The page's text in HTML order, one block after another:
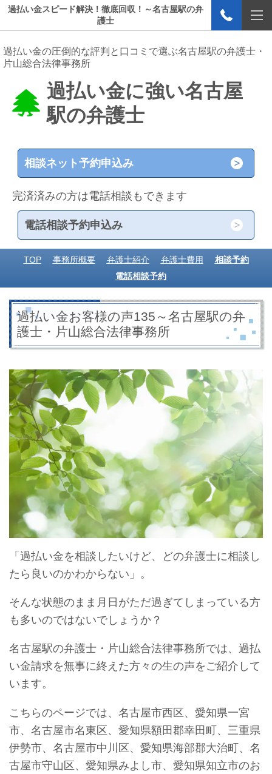
過払い金スピード解決！徹底回収！～名古屋駅の弁
護士
過払い金の圧倒的な評判と口コミで選ぶ名古屋駅の弁護士・
片山総合法律事務所
過払い金に強い名古屋
駅の弁護士
相談ネット予約申込み
完済済みの方は電話相談もできます
電話相談予約申込み
TOP 事務所概要 弁護士紹介 弁護士費用
相談予約
電話相談予約
過払い金お客様の声135～名古屋駅の弁
護士・片山総合法律事務所
「過払い金を相談したいけど、どの弁護士に相談し
たら良いのかわからない」。
そんな状態のまま月日がただ過ぎてしまっている方
も多いのではないでしょうか？
名古屋駅の弁護士・片山総合法律事務所では、過払
い金請求を無事に終えた方々の生の声をご紹介して
います。
こちらのページでは、名古屋市西区、愛知県一宮
市、名古屋市名東区、愛知県額田郡幸田町、三重県
伊勢市、名古屋市中川区、愛知県海部郡大治町、名
古屋市守山区、愛知県みよし市、愛知県知立市のお